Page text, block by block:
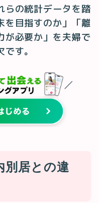
らの統計データを踏
を目指すのか」「離
が必要か」を夫婦で
す。
別居との違